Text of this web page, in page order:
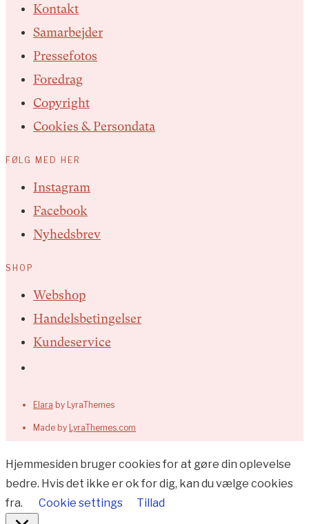
Kontakt
Samarbejder
Pressefotos
Foredrag
Copyright
Cookies & Persondata
FØLG MED HER
Instagram
Facebook
Nyhedsbrev
SHOP
Webshop
Handelsbetingelser
Kundeservice
Elara by LyraThemes
Made by LyraThemes.com
Hjemmesiden bruger cookies for at gøre din oplevelse
bedre. Hvis det ikke er ok for dig, kan du vælge cookies
fra.
Cookie settings Tillad